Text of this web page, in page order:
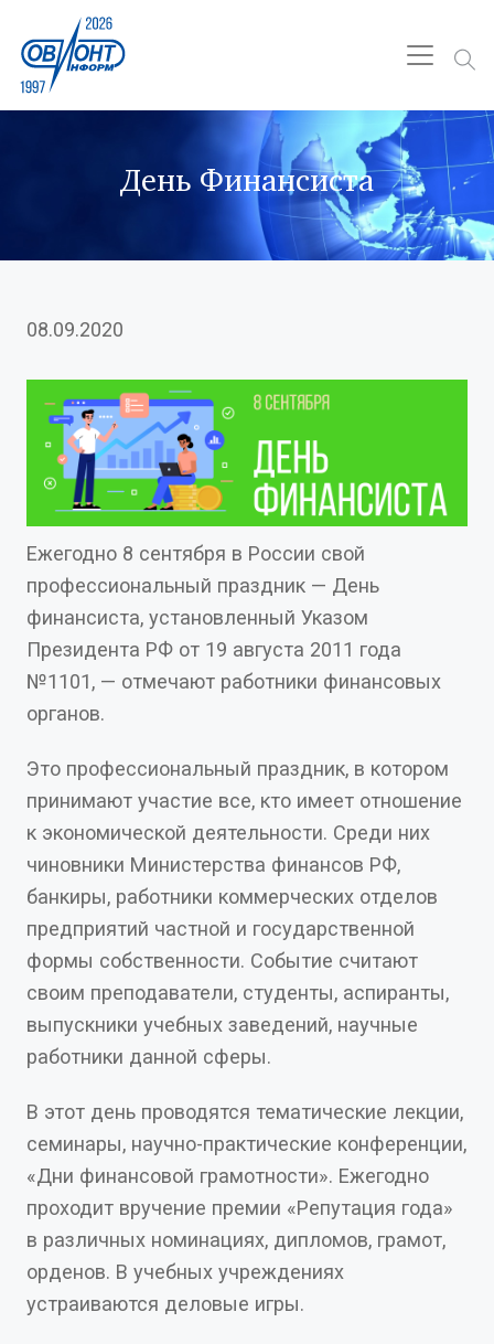
День Финансиста
08.09.2020
Ежегодно 8 сентября в России свой
профессиональный праздник — День
финансиста, установленный Указом
Президента РФ от 19 августа 2011 года
№1101, — отмечают работники финансовых
органов.
Это профессиональный праздник, в котором
принимают участие все, кто имеет отношение
к экономической деятельности. Среди них
чиновники Министерства финансов РФ,
банкиры, работники коммерческих отделов
предприятий частной и государственной
формы собственности. Событие считают
своим преподаватели, студенты, аспиранты,
выпускники учебных заведений, научные
работники данной сферы.
В этот день проводятся тематические лекции,
семинары, научно-практические конференции,
«Дни финансовой грамотности». Ежегодно
проходит вручение премии «Репутация года»
в различных номинациях, дипломов, грамот,
орденов. В учебных учреждениях
устраиваются деловые игры.